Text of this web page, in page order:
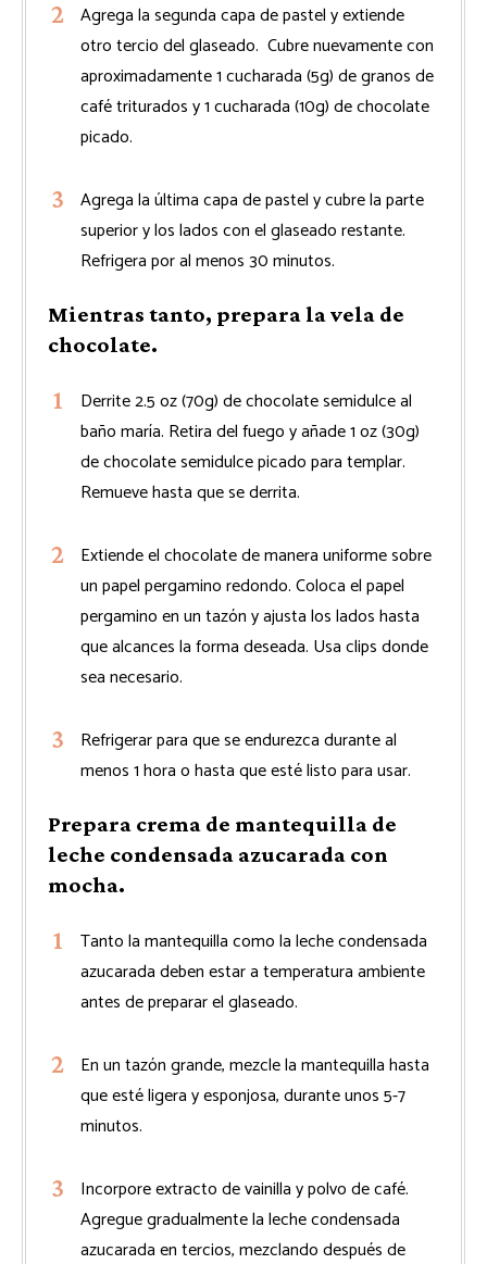
Agrega la segunda capa de pastel y extiende
otro tercio del glaseado. Cubre nuevamente con
aproximadamente 1 cucharada (5g) de granos de
café triturados y 1 cucharada (10g) de chocolate
picado.
Agrega la última capa de pastel y cubre la parte
superior y los lados con el glaseado restante.
Refrigera por al menos 30 minutos.
Mientras tanto, prepara la vela de
chocolate.
Derrite 2.5 oz (70g) de chocolate semidulce al
baño maría. Retira del fuego y añade 1 oz (30g)
de chocolate semidulce picado para templar.
Remueve hasta que se derrita.
Extiende el chocolate de manera uniforme sobre
un papel pergamino redondo. Coloca el papel
pergamino en un tazón y ajusta los lados hasta
que alcances la forma deseada. Usa clips donde
sea necesario.
Refrigerar para que se endurezca durante al
menos 1 hora o hasta que esté listo para usar.
Prepara crema de mantequilla de
leche condensada azucarada con
mocha.
Tanto la mantequilla como la leche condensada
azucarada deben estar a temperatura ambiente
antes de preparar el glaseado.
En un tazón grande, mezcle la mantequilla hasta
que esté ligera y esponjosa, durante unos 5-7
minutos.
Incorpore extracto de vainilla y polvo de café.
Agregue gradualmente la leche condensada
azucarada en tercios, mezclando después de